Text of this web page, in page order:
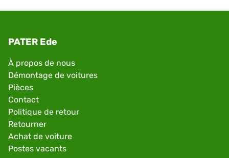
PATER Ede
À propos de nous
Démontage de voitures
Pièces
Contact
Politique de retour
Retourner
Achat de voiture
Postes vacants